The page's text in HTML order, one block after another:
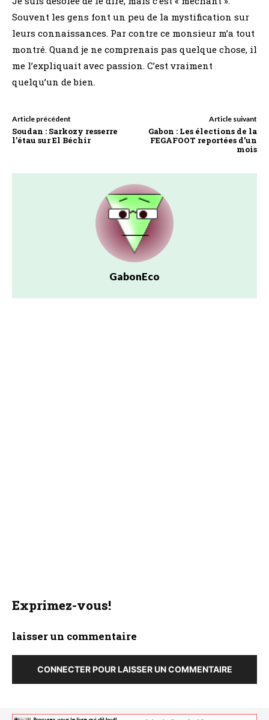
Souvent les gens font un peu de la mystification sur
leurs connaissances. Par contre ce monsieur m’a tout
montré. Quand je ne comprenais pas quelque chose, il
me l’expliquait avec passion. C’est vraiment
quelqu’un de bien.
Article précédent
Soudan : Sarkozy resserre
l’étau sur El Béchir
Article suivant
Gabon : Les élections de la
FEGAFOOT reportées d’un
mois
GabonEco
Exprimez-vous!
laisser un commentaire
CONNECTER POUR LAISSER UN COMMENTAIRE